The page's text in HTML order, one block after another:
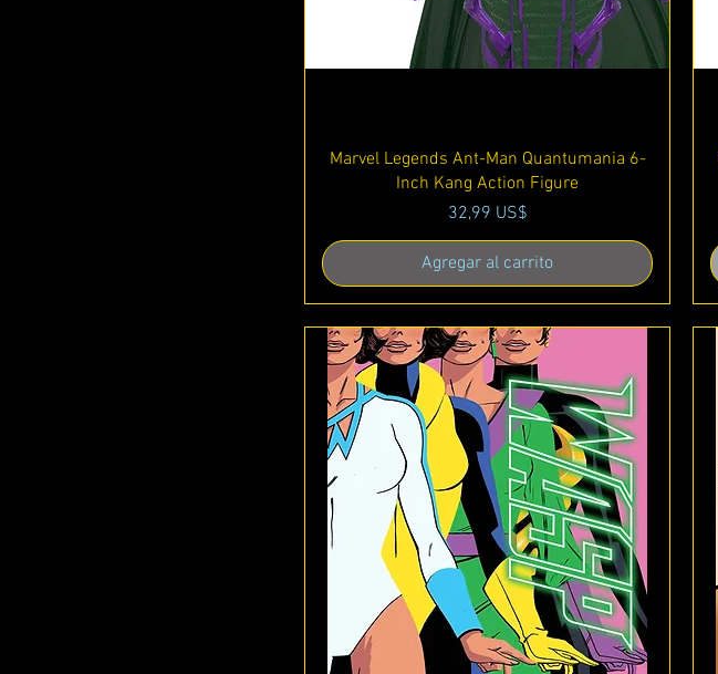
Vista rápida
Marvel Legends Ant-Man Quantumania 6-
Inch Kang Action Figure
Precio
32,99 US$
Agregar al carrito